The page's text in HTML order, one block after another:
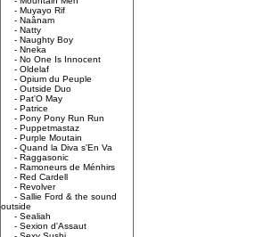
- Muyayo Rif
- Naânam
- Natty
- Naughty Boy
- Nneka
- No One Is Innocent
- Oldelaf
- Opium du Peuple
- Outside Duo
- Pat'O May
- Patrice
- Pony Pony Run Run
- Puppetmastaz
- Purple Moutain
- Quand la Diva s'En Va
- Raggasonic
- Ramoneurs de Ménhirs
- Red Cardell
- Revolver
- Sallie Ford & the sound
outside
- Sealiah
- Sexion d'Assaut